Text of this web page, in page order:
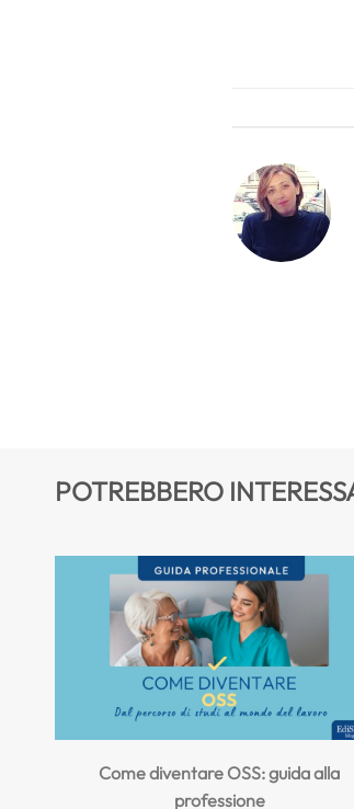
POTREBBERO
Come diventare OSS: guida alla
professione